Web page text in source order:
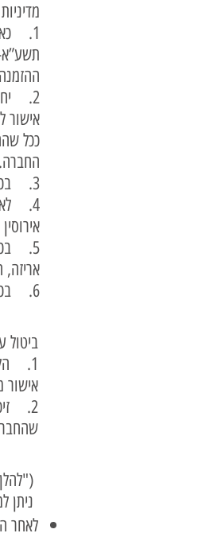
1.
2. יחד עם זאת, במידה והלקוח מעוניין לבקש להחליף את המוצר, יוכל ליצור קשר עם החברה במייל
אישור
ככל
3. בכל מקרה, החלפת מוצר תתאפשר פעם אחת בגין כל מוצר שנרכש.
4. לא
5.
6. בכל מקרה, החברה לא תהיה אחראית לכל אובדן או נזק במהלך משלוח המוצרים שהוחזרו.
ביטול
GIFT CARD(להלן:"השובר")
לאחר